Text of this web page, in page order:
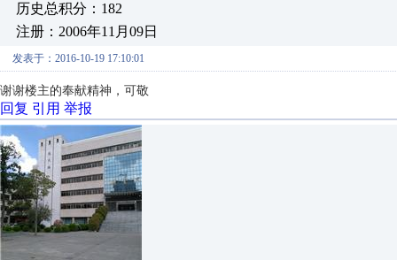
历史总积分：182
注册：2006年11月09日
发表于：2016-10-19 17:10:01
谢谢楼主的奉献精神，可敬
回复 引用 举报